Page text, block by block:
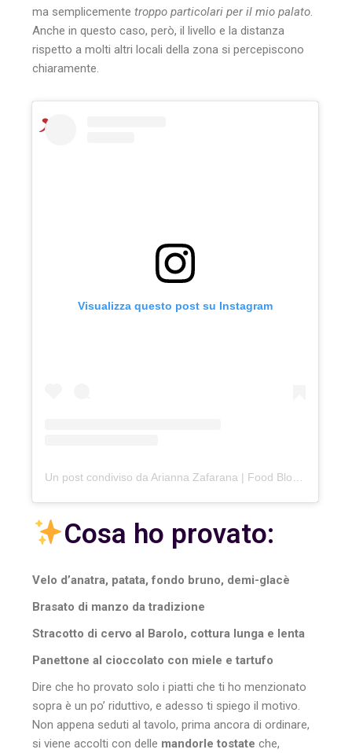
ma semplicementetroppo particolari per il mio palato
Anche in questo caso, però, il livello e la distanza
rispetto a molti altri locali della zona si percepiscono
chiaramente.
Visualizza questo post su Instagram
Cosa ho provato:
Velo d’anatra, patata, fondo bruno, demi-glacè
Brasato di manzo da tradizione
Stracotto di cervo al Barolo, cottura lunga e lenta
Panettone al cioccolato con miele e tartufo
Dire che ho provato solo i piatti che ti ho menzionato
sopra è un po’ riduttivo, e adesso ti spiego il motivo.
Non appena seduti al tavolo, prima ancora di ordinare,
si viene accolti con delle mandorle tostate che,